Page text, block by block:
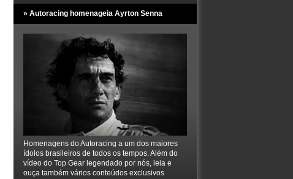
» Autoracing homenageia Ayrton Senna
Homenagens do Autoracing a um dos maiores
ídolos brasileiros de todos os tempos. Além do
vídeo do Top Gear legendado por nós, leia e
ouça também vários conteúdos exclusivos